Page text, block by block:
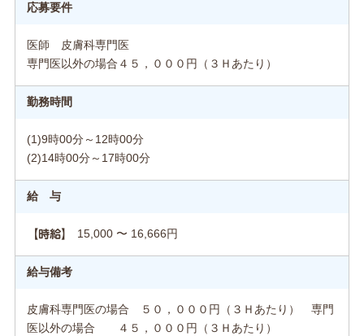
応募要件
医師 皮膚科専門医
専門医以外の場合４５，０００円（３Ｈあたり）
勤務時間
(1)9時00分～12時00分
(2)14時00分～17時00分
給 与
【時給】 15,000 〜 16,666円
給与備考
皮膚科専門医の場合 ５０，０００円（３Ｈあたり） 専門
医以外の場合 ４５，０００円（３Ｈあたり）